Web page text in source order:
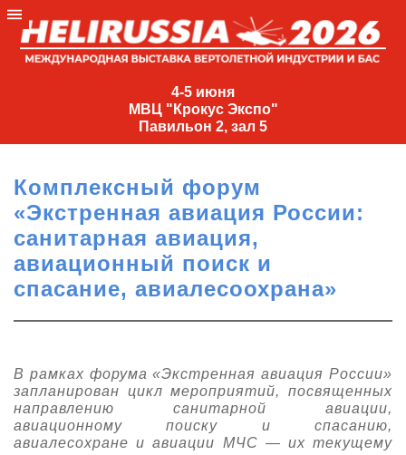
4-5 июня
МВЦ "Крокус Экспо"
Павильон 2, зал 5
4-
МВЦ
Экспо"
Павильон
2,
зал
5
+7
33-81
О выставке
Комплексный форум
«Экстренная авиация России:
санитарная авиация,
авиационный поиск и
спасание, авиалесоохрана»
В рамках форума «Экстренная авиация России»
запланирован цикл мероприятий, посвященных
направлению санитарной авиации,
авиационному поиску и спасанию,
авиалесохране и авиации МЧС — их текущему